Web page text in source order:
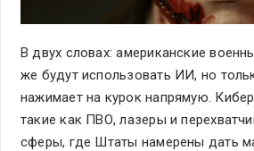
В двух словах: американские
же будут использовать ИИ, но
нажимает на курок напрямую.
такие как ПВО, лазеры и
сферы, где Штаты намерены дать